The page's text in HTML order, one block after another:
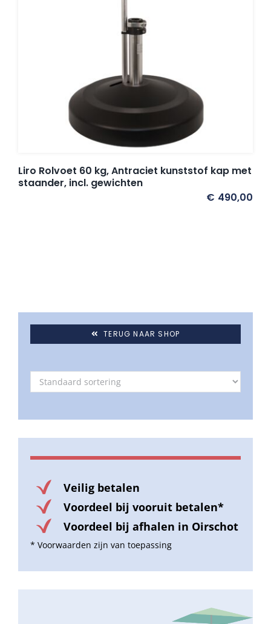
Liro Rolvoet 60 kg, Antraciet kunststof kap met
staander, incl. gewichten
€ 490,00
TERUG NAAR SHOP
Veilig betalen
Voordeel bij vooruit betalen*
Voordeel bij afhalen in Oirschot
* Voorwaarden zijn van toepassing